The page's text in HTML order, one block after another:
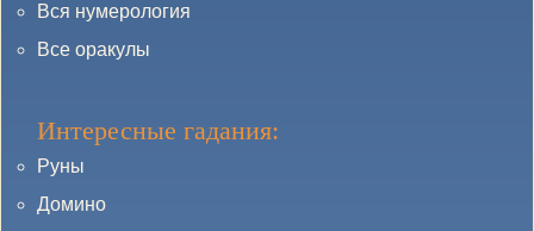
Вся нумерология
Все оракулы
Интересные гадания:
Руны
Домино